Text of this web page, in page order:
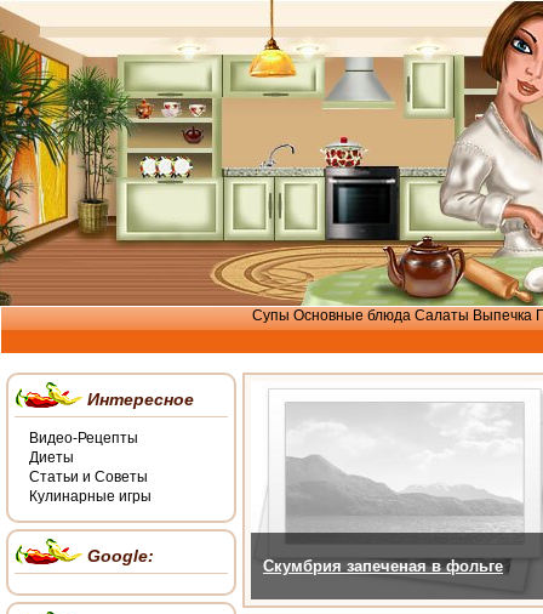
Супы Основные блюда Салаты Выпечка
Скумбрия запеченая в фольге
Интересное
Видео-Рецепты
Диеты
Статьи и Советы
Кулинарные игры
Google: